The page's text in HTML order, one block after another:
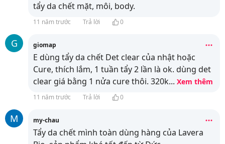
tẩy da chết mặt, môi, body.
11 năm trước Trả lời 0
G giomap
E dùng tẩy da chết Det clear của nhật hoặc
Cure, thích lắm, 1 tuần tẩy 2 lần là ok. dùng det
clear giá bằng 1 nửa cure thôi. 320k... Xem thêm
11 năm trước Trả lời 0
M my-chau
Tẩy da chết mình toàn dùng hàng của Lavera